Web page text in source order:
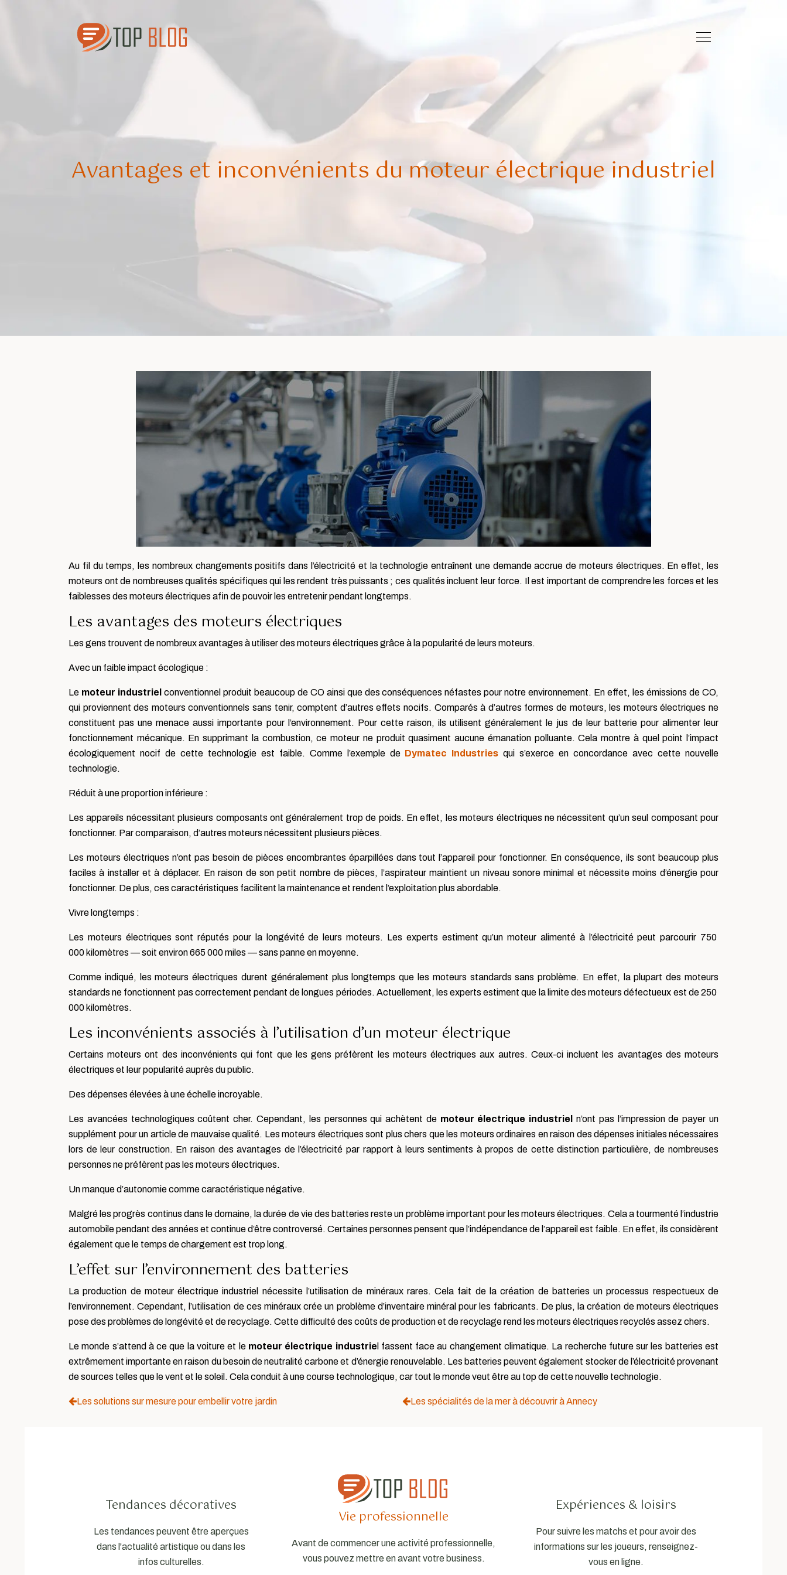
Avantages et inconvénients du moteur électrique industriel
Au fil du temps, les nombreux changements positifs dans l’électricité et la technologie entraînent une demande accrue de moteurs électriques. En effet, les
moteurs ont de nombreuses qualités spécifiques qui les rendent très puissants ; ces qualités incluent leur force. Il est important de comprendre les forces et les
faiblesses des moteurs électriques afin de pouvoir les entretenir pendant longtemps.
Les avantages des moteurs électriques
Les gens trouvent de nombreux avantages à utiliser des moteurs électriques grâce à la popularité de leurs moteurs.
Avec un faible impact écologique :
Le moteur industriel conventionnel produit beaucoup de CO ainsi que des conséquences néfastes pour notre environnement. En effet, les émissions de CO,
qui proviennent des moteurs conventionnels sans tenir, comptent d’autres effets nocifs. Comparés à d’autres formes de moteurs, les moteurs électriques ne
constituent pas une menace aussi importante pour l’environnement. Pour cette raison, ils utilisent généralement le jus de leur batterie pour alimenter leur
fonctionnement mécanique. En supprimant la combustion, ce moteur ne produit quasiment aucune émanation polluante. Cela montre à quel point l’impact
écologiquement nocif de cette technologie est faible. Comme l’exemple de Dymatec Industries qui s’exerce en concordance avec cette nouvelle
technologie.
Réduit à une proportion inférieure :
Les appareils nécessitant plusieurs composants ont généralement trop de poids. En effet, les moteurs électriques ne nécessitent qu’un seul composant pour
fonctionner. Par comparaison, d’autres moteurs nécessitent plusieurs pièces.
Les moteurs électriques n’ont pas besoin de pièces encombrantes éparpillées dans tout l’appareil pour fonctionner. En conséquence, ils sont beaucoup plus
faciles à installer et à déplacer. En raison de son petit nombre de pièces, l’aspirateur maintient un niveau sonore minimal et nécessite moins d’énergie pour
fonctionner. De plus, ces caractéristiques facilitent la maintenance et rendent l’exploitation plus abordable.
Vivre longtemps :
Les moteurs électriques sont réputés pour la longévité de leurs moteurs. Les experts estiment qu’un moteur alimenté à l’électricité peut parcourir 750
000 kilomètres — soit environ 665 000 miles — sans panne en moyenne.
Comme indiqué, les moteurs électriques durent généralement plus longtemps que les moteurs standards sans problème. En effet, la plupart des moteurs
standards ne fonctionnent pas correctement pendant de longues périodes. Actuellement, les experts estiment que la limite des moteurs défectueux est de 250
000 kilomètres.
Les inconvénients associés à l’utilisation d’un moteur électrique
Certains moteurs ont des inconvénients qui font que les gens préfèrent les moteurs électriques aux autres. Ceux-ci incluent les avantages des moteurs
électriques et leur popularité auprès du public.
Des dépenses élevées à une échelle incroyable.
Les avancées technologiques coûtent cher. Cependant, les personnes qui achètent de moteur électrique industriel
n’ont pas l’impression de payer un
supplément pour un article de mauvaise qualité. Les moteurs électriques sont plus chers que les moteurs ordinaires en raison des dépenses initiales nécessaires
lors de leur construction. En raison des avantages de l’électricité par rapport à leurs sentiments à propos de cette distinction particulière, de nombreuses
personnes ne préfèrent pas les moteurs électriques.
Un manque d’autonomie comme caractéristique négative.
Malgré les progrès continus dans le domaine, la durée de vie des batteries reste un problème important pour les moteurs électriques. Cela a tourmenté l’industrie
automobile pendant des années et continue d’être controversé. Certaines personnes pensent que l’indépendance de l’appareil est faible. En effet, ils considèrent
également que le temps de chargement est trop long.
L’effet sur l’environnement des batteries
La production de moteur électrique industriel nécessite l’utilisation de minéraux rares. Cela fait de la création de batteries un processus respectueux de
l’environnement. Cependant, l’utilisation de ces minéraux crée un problème d’inventaire minéral pour les fabricants. De plus, la création de moteurs électriques
pose des problèmes de longévité et de recyclage. Cette difficulté des coûts de production et de recyclage rend les moteurs électriques recyclés assez chers.
Le monde s’attend à ce que la voiture et le moteur électrique industrie l fassent face au changement climatique. La recherche future sur les batteries est
extrêmement importante en raison du besoin de neutralité carbone et d’énergie renouvelable. Les batteries peuvent également stocker de l’électricité provenant
de sources telles que le vent et le soleil. Cela conduit à une course technologique, car tout le monde veut être au top de cette nouvelle technologie.
Les solutions sur mesure pour embellir votre jardin Les spécialités de la mer à découvrir à Annecy
Tendances décoratives
Les tendances peuvent être aperçues
dans l'actualité artistique ou dans les
infos culturelles.
Vie professionnelle
Avant de commencer une activité professionnelle,
vous pouvez mettre en avant votre business.
Expériences & loisirs
Pour suivre les matchs et pour avoir des
informations sur les joueurs, renseignez-
vous en ligne.